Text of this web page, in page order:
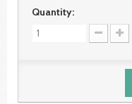
Quantity: